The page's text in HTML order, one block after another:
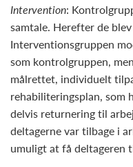
Intervention:
samtale. Herefter de
Interventionsgruppen
som kontrolgruppen,
målrettet, individuelt
rehabiliteringsplan, som
delvis returnering til
deltagerne var tilbage i
umuligt at få deltageren